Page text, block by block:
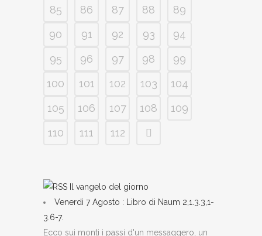
85
86 87 88
89
90
91 92 93
94
95
96 97 98
99
100
101 102 103
104
105
106 107 108
109
110
111 112
Il vangelo del giorno
Venerdì 7 Agosto : Libro di Naum 2,1.3.3,1-
3.6-7.
Ecco sui monti i passi d'un messaggero, un